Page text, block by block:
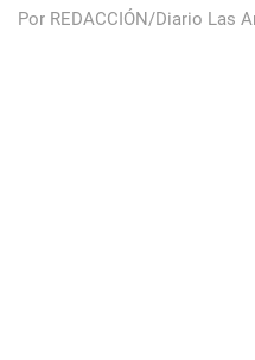
Por REDACCIÓN/Diario Las